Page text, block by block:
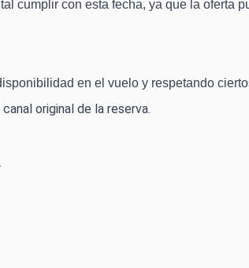
cumplir con esta fecha, ya que la oferta
en el vuelo y respetando
original de la reserva.